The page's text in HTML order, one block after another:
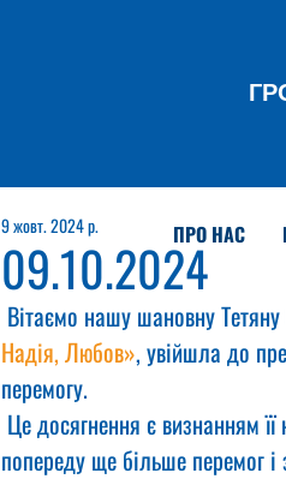
ПРО НАС
09.10.2024
9 жовт. 2024 р.
Вітаємо нашу шановну Тетяну
Надія, Любов», увійшла до
перемогу.
Це досягнення є визнанням
попереду ще більше перемог і